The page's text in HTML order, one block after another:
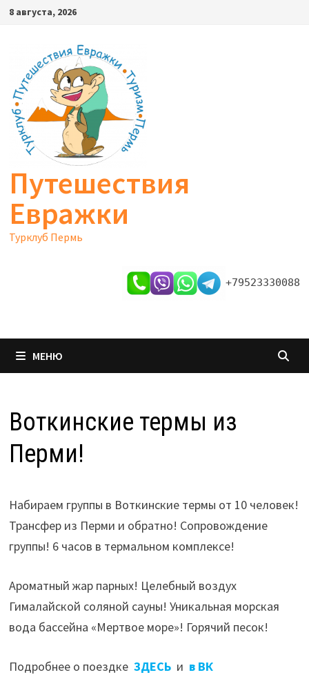
Перейти
содержимому
8 августа, 2026
Путешествия
Евражки
Турклуб Пермь
+79523330088
МЕНЮ
Воткинские термы из
Перми!
Набираем группы в Воткинские термы от 10 человек!
Трансфер из Перми и обратно! Сопровождение
группы! 6 часов в термальном комплексе!
Ароматный жар парных! Целебный воздух
Гималайской соляной сауны! Уникальная морская
вода бассейна «Мертвое море»! Горячий песок!
Подробнее о поездке ЗДЕСЬи в ВК